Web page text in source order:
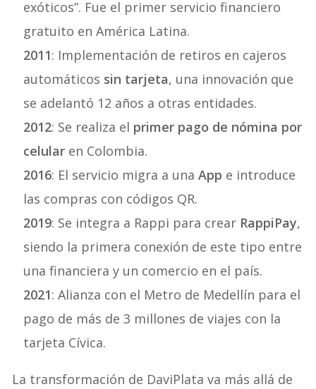
exóticos”. Fue el primer servicio financiero
gratuito en América Latina.
2011: Implementación de retiros en cajeros
automáticos sin tarjeta, una innovación que
se adelantó 12 años a otras entidades.
2012: Se realiza el primer pago de nómina por
celular en Colombia.
2016: El servicio migra a unaApp e introduce
las compras con códigos QR.
2019: Se integra a Rappi para crear RappiPay,
siendo la primera conexión de este tipo entre
una financiera y un comercio en el país.
2021: Alianza con el Metro de Medellín para el
pago de más de 3 millones de viajes con la
tarjeta Cívica.
La transformación de DaviPlata va más allá de